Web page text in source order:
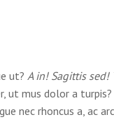
ut? A in! Sagittis
ut mus dolor a turpis?
nec rhoncus a, ac